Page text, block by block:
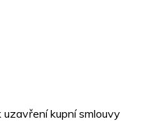
kupní smlouvy